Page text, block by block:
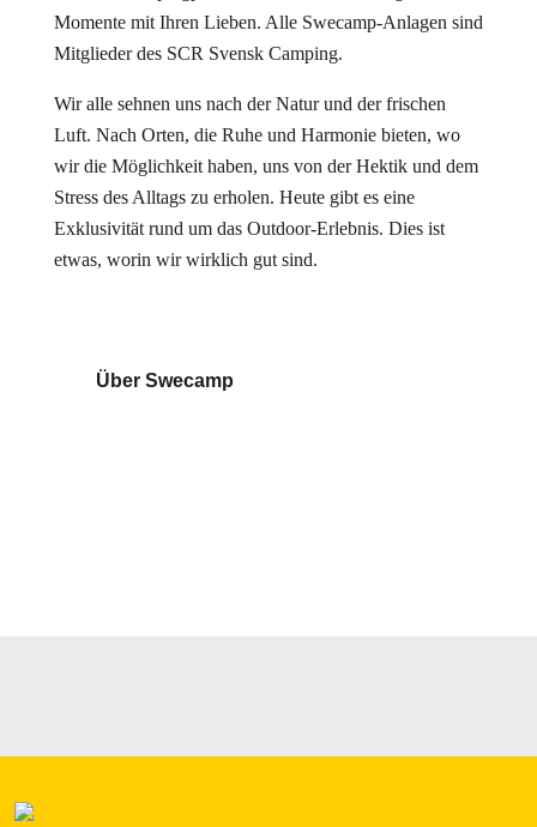
Momente mit Ihren Lieben. Alle Swecamp-Anlagen sind
Mitglieder des SCR Svensk Camping.
Wir alle sehnen uns nach der Natur und der frischen
Luft. Nach Orten, die Ruhe und Harmonie bieten, wo
wir die Möglichkeit haben, uns von der Hektik und dem
Stress des Alltags zu erholen. Heute gibt es eine
Exklusivität rund um das Outdoor-Erlebnis. Dies ist
etwas, worin wir wirklich gut sind.
Über Swecamp